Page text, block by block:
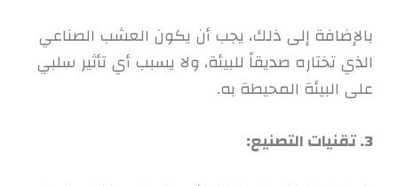
بالإضافة إلى ذلك، يجب أن يكون العشب الصناعي
الذي تختاره صديقاً للبيئة، ولا يسبب أي تأثير سلبي
على البيئة المحيطة به.
3. تقنيات التصنيع: